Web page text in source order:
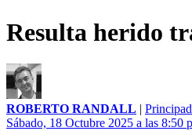
Resulta herido
ROBERTO RANDALL |
Sábado, 18 Octubre 2025 a las 8:50